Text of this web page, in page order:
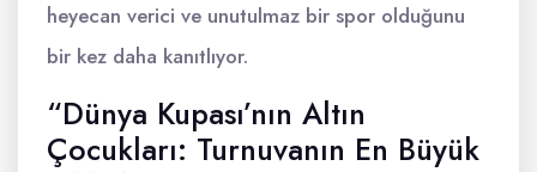
heyecan verici ve unutulmaz bir spor olduğunu
bir kez daha kanıtlıyor.
“Dünya Kupası’nın Altın
Çocukları: Turnuvanın En Büyük